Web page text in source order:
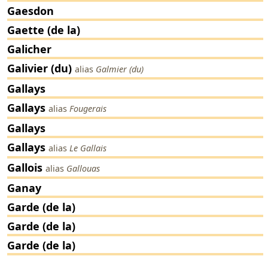
Gaesdon
Gaette (de la)
Galicher
Galivier (du) alias Galmier (du)
Gallays
Gallays alias Fougerais
Gallays
Gallays alias Le Gallais
Gallois alias Gallouas
Ganay
Garde (de la)
Garde (de la)
Garde (de la)